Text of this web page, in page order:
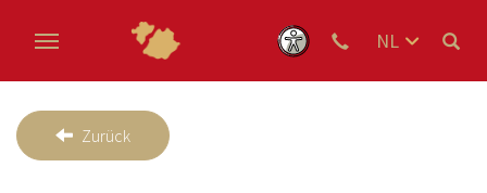
NL
Zurück